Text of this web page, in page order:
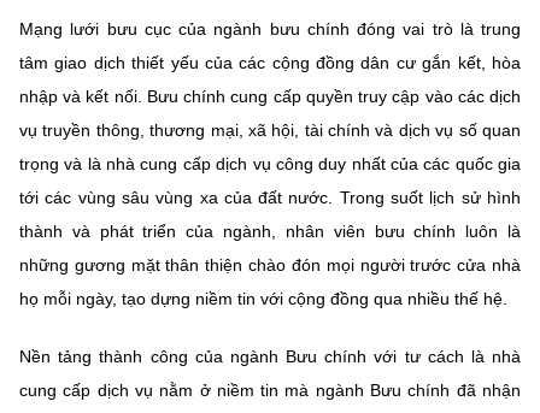
Vietnamese English
BỘ KHOA HỌC VÀ CÔNG NGHỆ
MINISTRY OF SCIENCE AND TECHNOLOGY
Chịu trách nhiệm nội dung: Nguyễn Thị Hải Hằng
Giám đốc Trung tâm Truyền thông Khoa học và Công nghệ.
Mạng lưới bưu cục của ngành bưu chính đóng vai trò là trung
tâm giao dịch thiết yếu của các cộng đồng dân cư gắn kết, hòa
nhập và kết nối. Bưu chính cung cấp quyền truy cập vào các dịch
vụ truyền thông, thương mại, xã hội, tài chính và dịch vụ số quan
trọng và là nhà cung cấp dịch vụ công duy nhất của các quốc gia
tới các vùng sâu vùng xa của đất nước. Trong suốt lịch sử hình
thành và phát triển của ngành, nhân viên bưu chính luôn là
những gương mặt thân thiện chào đón mọi người trước cửa nhà
họ mỗi ngày, tạo dựng niềm tin với cộng đồng qua nhiều thế hệ.
Nền tảng thành công của ngành Bưu chính với tư cách là nhà
cung cấp dịch vụ nằm ở niềm tin mà ngành Bưu chính đã nhận